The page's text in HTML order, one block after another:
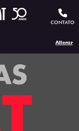
CONTATO
Alterar